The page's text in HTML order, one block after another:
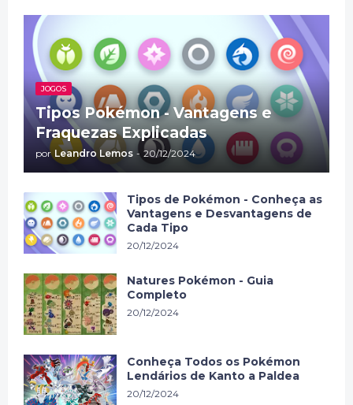
JOGOS
Tipos Pokémon - Vantagens e
Fraquezas Explicadas
por Leandro Lemos - 20/12/2024
Tipos de Pokémon - Conheça as
Vantagens e Desvantagens de
Cada Tipo
20/12/2024
Natures Pokémon - Guia
Completo
20/12/2024
Conheça Todos os Pokémon
Lendários de Kanto a Paldea
20/12/2024